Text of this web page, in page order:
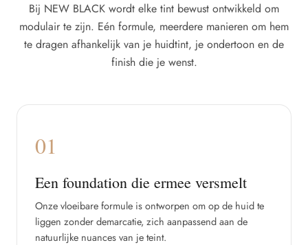
Bij NEW BLACK wordt elke tint bewust ontwikkeld om
modulair te zijn. Eén formule, meerdere manieren om hem
te dragen afhankelijk van je huidtint, je ondertoon en de
finish die je wenst.
01
Een foundation die ermee versmelt
Onze vloeibare formule is ontworpen om op de huid te
liggen zonder demarcatie, zich aanpassend aan de
natuurlijke nuances van je teint.